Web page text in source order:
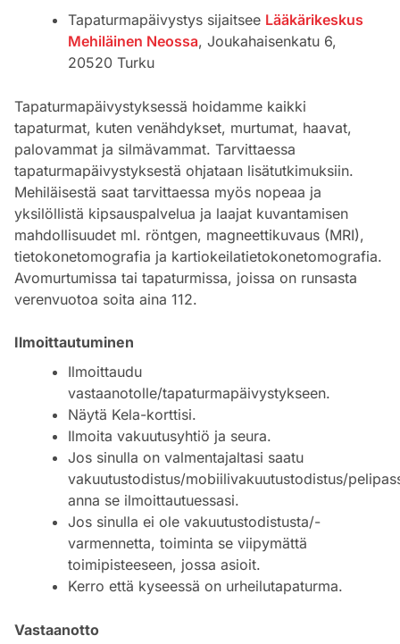
Tapaturmapäivystys sijaitsee Lääkärikeskus
Mehiläinen Neossa, Joukahaisenkatu 6,
20520 Turku
Tapaturmapäivystyksessä hoidamme kaikki
tapaturmat, kuten venähdykset, murtumat, haavat,
palovammat ja silmävammat. Tarvittaessa
tapaturmapäivystyksestä ohjataan lisätutkimuksiin.
Mehiläisestä saat tarvittaessa myös nopeaa ja
yksilöllistä kipsauspalvelua ja laajat kuvantamisen
mahdollisuudet ml. röntgen, magneettikuvaus (MRI),
tietokonetomografia ja kartiokeilatietokonetomografia.
Avomurtumissa tai tapaturmissa, joissa on runsasta
verenvuotoa soita aina 112.
Ilmoittautuminen
Ilmoittaudu
vastaanotolle/tapaturmapäivystykseen.
Näytä Kela-korttisi.
Ilmoita vakuutusyhtiö ja seura.
Jos sinulla on valmentajaltasi saatu
vakuutustodistus/mobiilivakuutustodistus/
anna se ilmoittautuessasi.
Jos sinulla ei ole vakuutustodistusta/-
varmennetta, toiminta se viipymättä
toimipisteeseen, jossa asioit.
Kerro että kyseessä on urheilutapaturma.
Vastaanotto